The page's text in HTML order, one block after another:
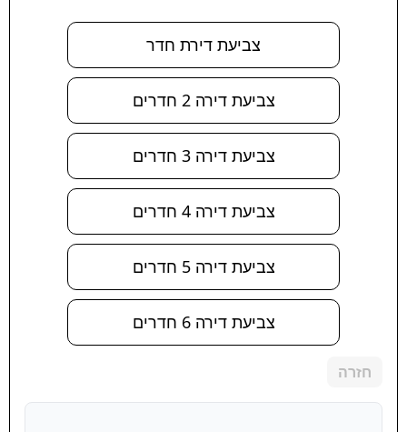
צביעת דירת חדר
צביעת דירה 2 חדרים
צביעת דירה 3 חדרים
צביעת דירה 4 חדרים
צביעת דירה 5 חדרים
צביעת דירה 6 חדרים
חזרה